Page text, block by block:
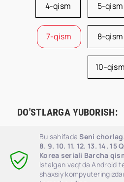
4-qism 5-qism
7-qism 8-qism
10-qism
DO'STLARGA YUBORISH:
Bu sahifadaSeni
8. 9. 10. 11. 12. 13. 14.
Korea seriali Barcha
Istalgan vaqtda Android
shaxsiy